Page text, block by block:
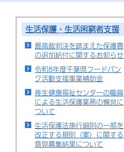
生活保護・生活困窮者支援
最高裁判決を踏まえた保護費
の追加給付に関するお知らせ
令和8年度千葉県フードバン
ク活動支援事業補助金
長生健康福祉センターの職員
による生活保護業務の懈怠に
ついて
生活保護法施行細則の一部を
改正する規則（案）に関する
意見募集結果について